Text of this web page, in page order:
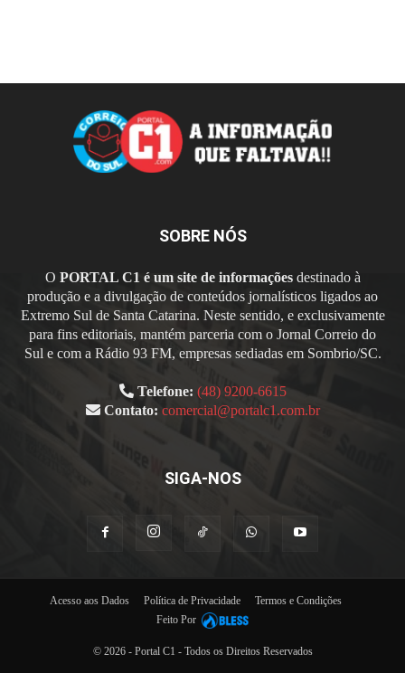
SOBRE NÓS
O PORTAL C1 é um site de informaçõesdestinado à
produção e a divulgação de conteúdos jornalísticos ligados ao
Extremo Sul de Santa Catarina. Neste sentido, e exclusivamente
para fins editoriais, mantém parceria com o Jornal Correio do
Sul e com a Rádio 93 FM, empresas sediadas em Sombrio/SC.
Telefone: (48) 9200-6615
Contato: comercial@portalc1.com.br
SIGA-NOS
Acesso aos Dados Política de Privacidade
Termos e Condições
Feito Por
© 2026 - Portal C1 - Todos os Direitos Reservados